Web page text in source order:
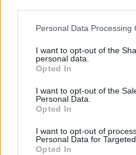
Personal Data Processing
I want to opt-out of the
personal data.
Opted In
I want to opt-out of the
Personal Data.
Opted In
I want to opt-out of
Personal Data for
Opted In
NAUJI